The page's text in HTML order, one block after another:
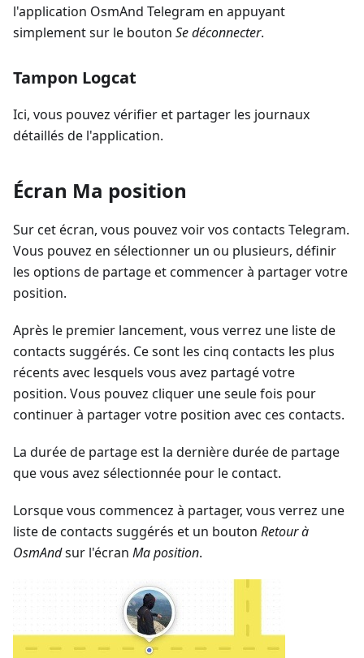
l'application OsmAnd Telegram en appuyant
simplement sur le bouton Se déconnecter.
Tampon Logcat
Ici, vous pouvez vérifier et partager les journaux
détaillés de l'application.
Écran Ma position
Sur cet écran, vous pouvez voir vos contacts Telegram.
Vous pouvez en sélectionner un ou plusieurs, définir
les options de partage et commencer à partager votre
position.
Après le premier lancement, vous verrez une liste de
contacts suggérés. Ce sont les cinq contacts les plus
récents avec lesquels vous avez partagé votre
position. Vous pouvez cliquer une seule fois pour
continuer à partager votre position avec ces contacts.
La durée de partage est la dernière durée de partage
que vous avez sélectionnée pour le contact.
Lorsque vous commencez à partager, vous verrez une
liste de contacts suggérés et un bouton Retour à
OsmAndsur l'écran Ma position.